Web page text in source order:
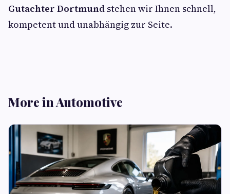
Gutachter Dortmund stehen wir Ihnen schnell,
kompetent und unabhängig zur Seite.
More in Automotive